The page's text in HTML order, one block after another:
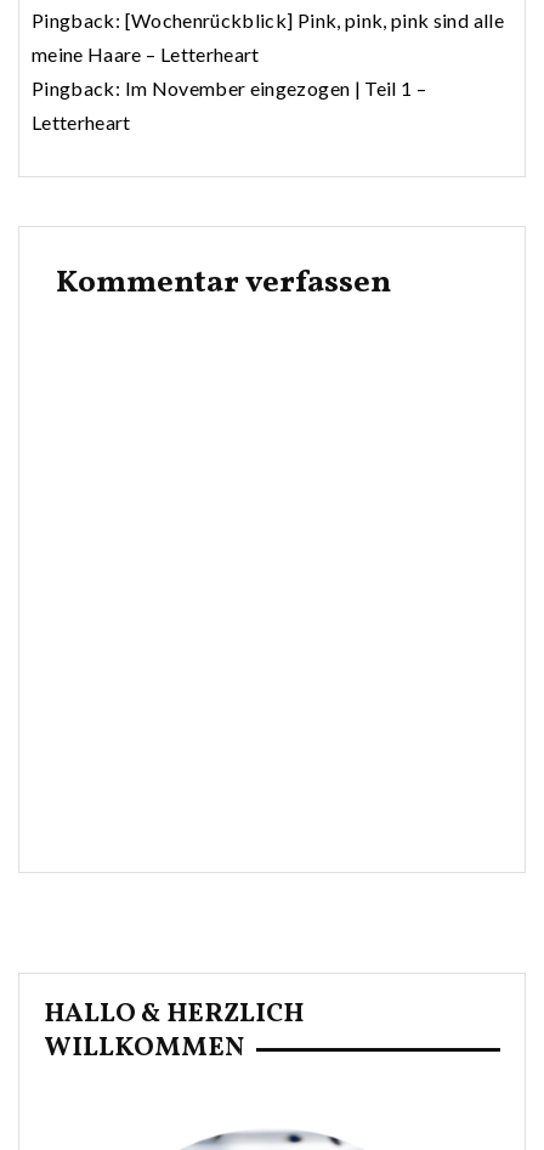
Pingback: [Wochenrückblick] Pink, pink, pink sind alle
meine Haare – Letterheart
Pingback: Im November eingezogen | Teil 1 –
Letterheart
Kommentar verfassen
HALLO & HERZLICH
WILLKOMMEN